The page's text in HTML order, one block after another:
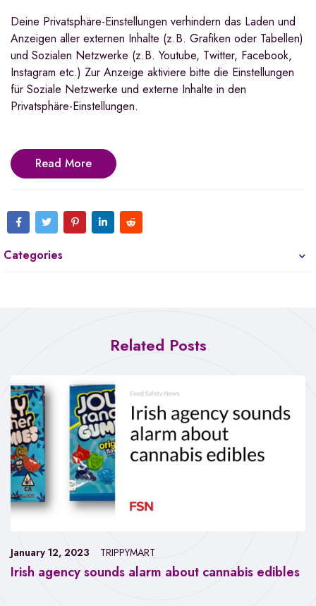
Deine Privatsphäre-Einstellungen verhindern das Laden und
Anzeigen aller externen Inhalte (z.B. Grafiken oder Tabellen)
und Sozialen Netzwerke (z.B. Youtube, Twitter, Facebook,
Instagram etc.) Zur Anzeige aktiviere bitte die Einstellungen
für Soziale Netzwerke und externe Inhalte in den
Privatsphäre-Einstellungen.
Read More
Categories
Related Posts
Irish agency sounds alarm about cannabis edibles
January 12, 2023 TRIPPYMART